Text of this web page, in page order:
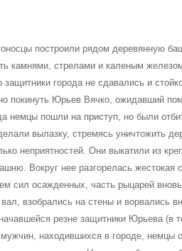
построили рядом деревянную
камнями, стрелами и каленым
защитники города не сдавались и
покинуть Юрьев Вячко, ожидавший
немцы пошли на приступ, но были
вылазку, стремясь уничтожить
неприятностей. Они выкатили из
Вокруг нее разгорелась жестокая
сил осажденных, часть рыцарей
взобрались на стены и ворвались
резне защитники Юрьева (в
находившихся в городе, немцы